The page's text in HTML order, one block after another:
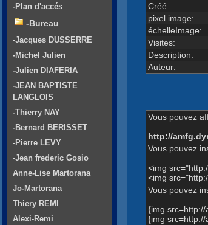
Créé:
pixel image:
échelleImage:
Visites:
Description:
Auteur:
Vous pouvez
http://
Vous pouvez
<img
<img
Vous pouvez
{img
{img src=http://
-Plan d'accés
-Bureau
-Jacques DUSSERRE
-Michel Julien
-Julien DIAFERIA
-JEAN BAPTISTE
LANGLOIS
-Thierry NAY
-Bernard BERISSET
-Pierre LEVY
-Jean frederic Gosio
Anne-Lise Martorana
Jo-Martorana
Thiery REMI
Alexi-Remi